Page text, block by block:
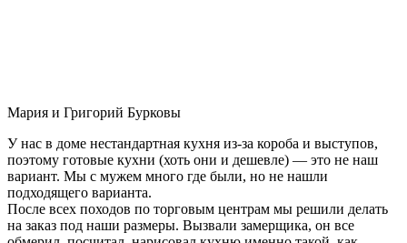
Мария и Григорий Бурковы
У нас в доме нестандартная кухня из-за короба и выступов,
поэтому готовые кухни (хоть они и дешевле) — это не наш
вариант. Мы с мужем много где были, но не нашли
подходящего варианта.
После всех походов по торговым центрам мы решили делать
на заказ под наши размеры. Вызвали замерщика, он все